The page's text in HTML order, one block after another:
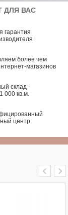
ДЛЯ ВАС
гарантия
более чем
магазинов
склад -
000 кв.м.
центр